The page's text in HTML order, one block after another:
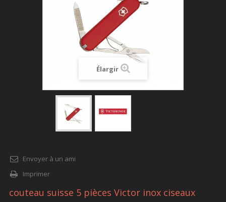
Élargir
Envoyer à un ami
Imprimer
couteau suisse 5 pièces Victor inox ciseaux